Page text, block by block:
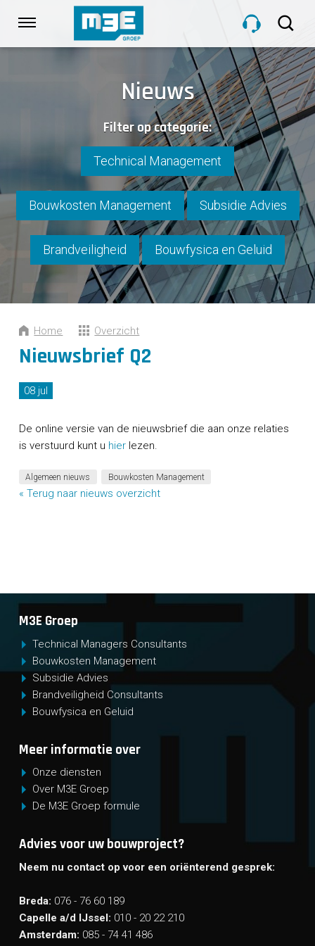
links
PROJECTEN
OVER M3E
NIEUWS
CONTACT
Nieuws
Filter op categorie:
Technical Management
Bouwkosten Management Subsidie Advies
Brandveiligheid Bouwfysica en Geluid
Home Overzicht
Nieuwsbrief Q2
08 jul
De online versie van de nieuwsbrief die aan onze relaties
is verstuurd kunt u hierlezen.
Algemeen nieuws Bouwkosten Management
« Terug naar nieuws overzicht
M3E Groep
Technical Managers Consultants
Bouwkosten Management
Subsidie Advies
Brandveiligheid Consultants
Bouwfysica en Geluid
Meer informatie over
Onze diensten
Over M3E Groep
De M3E Groep formule
Advies voor uw bouwproject?
Neem nu contact op voor een oriënterend gesprek:
Breda: 076 - 76 60 189
Capelle a/d IJssel: 010 - 20 22 210
Amsterdam: 085 - 74 41 486